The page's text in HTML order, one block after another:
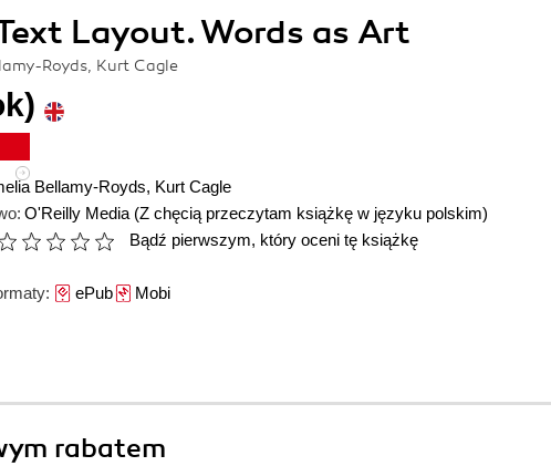
Layout. Words as Art
Royds, Kurt Cagle
Bellamy-Royds, Kurt Cagle
O'Reilly Media (Z chęcią przeczytam książkę w języku polskim)
Bądź pierwszym, który oceni tę książkę
ePubMobi
rabatem